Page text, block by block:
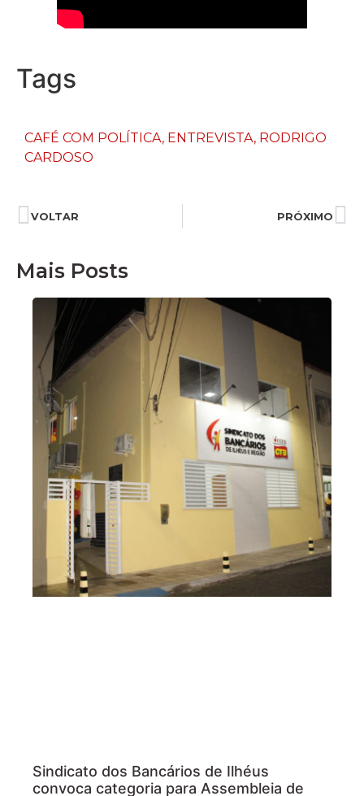
Tags
CAFÉ COM POLÍTICA, ENTREVISTA, RODRIGO
CARDOSO
VOLTAR PRÓXIMO
Mais Posts
Sindicato dos Bancários de Ilhéus
convoca categoria para Assembleia de